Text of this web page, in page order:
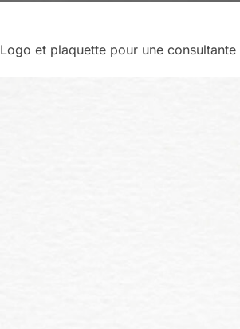
Logo et plaquette pour une consultante